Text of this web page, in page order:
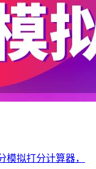
模拟打分计算器，